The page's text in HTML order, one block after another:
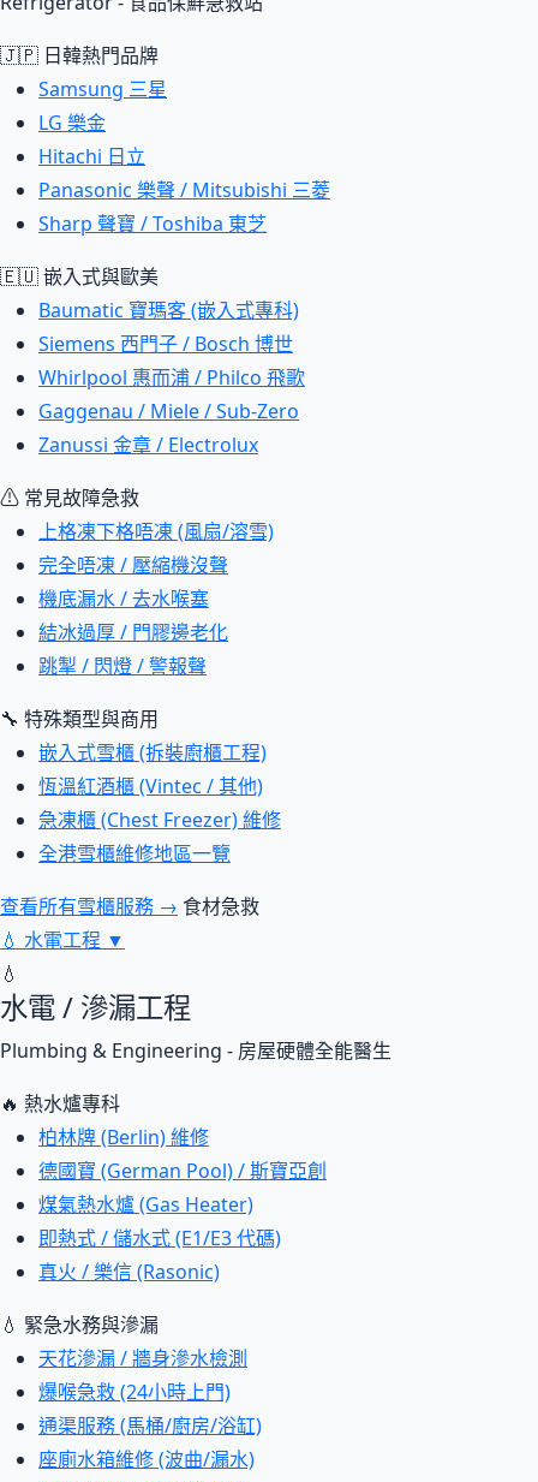
🇯🇵 日韓熱門品牌
Samsung 三星
LG 樂金
Hitachi 日立
Panasonic 樂聲 / Mitsubishi 三菱
Sharp 聲寶 / Toshiba 東芝
🇪🇺 嵌入式與歐美
Baumatic 寶瑪客 (嵌入式專科)
Siemens 西門子 / Bosch 博世
Whirlpool 惠而浦 / Philco 飛歌
Gaggenau / Miele / Sub-Zero
Zanussi 金章 / Electrolux
⚠ 常見故障急救
上格凍下格唔凍 (風扇/溶雪)
完全唔凍 / 壓縮機沒聲
機底漏水 / 去水喉塞
結冰過厚 / 門膠邊老化
跳掣 / 閃燈 / 警報聲
🔧 特殊類型與商用
嵌入式雪櫃 (拆裝廚櫃工程)
恆溫紅酒櫃 (Vintec / 其他)
急凍櫃 (Chest Freezer) 維修
全港雪櫃維修地區一覽
查看所有雪櫃服務 → 食材急救
💧 水電工程 ▼
💧
水電 / 滲漏工程
Plumbing & Engineering - 房屋硬體全能醫生
🔥 熱水爐專科
柏林牌 (Berlin) 維修
德國寶 (German Pool) / 斯寶亞創
煤氣熱水爐 (Gas Heater)
即熱式 / 儲水式 (E1/E3 代碼)
真火 / 樂信 (Rasonic)
💧 緊急水務與滲漏
天花滲漏 / 牆身滲水檢測
爆喉急救 (24小時上門)
通渠服務 (馬桶/廚房/浴缸)
座廁水箱維修 (波曲/漏水)